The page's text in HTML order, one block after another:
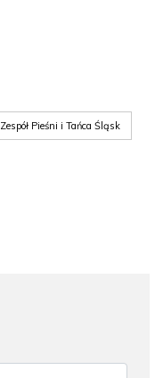
Zespół Pieśni i Tańca Śląsk